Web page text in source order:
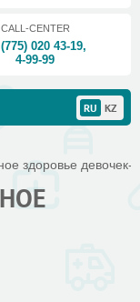
CALL-CENTER
020 43-19,
4-99-99
RU KZ
здоровье девочек-